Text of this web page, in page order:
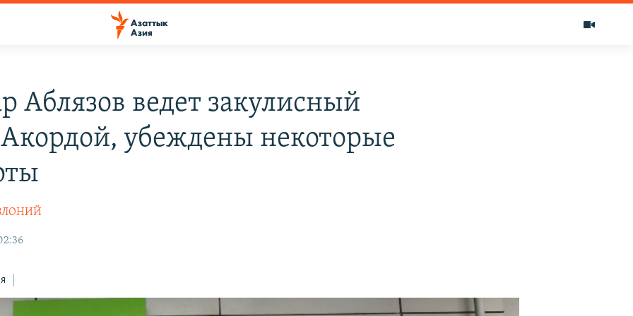
Аблязов ведет закулисный
Акордой, убеждены некоторые